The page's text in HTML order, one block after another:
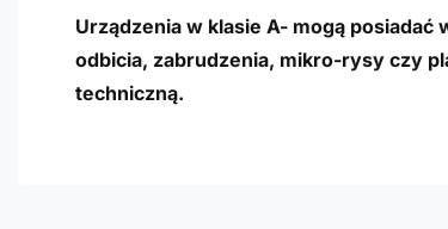
Urządzenia w klasie A- mogą
odbicia, zabrudzenia, mikro-rysy czy
techniczną.